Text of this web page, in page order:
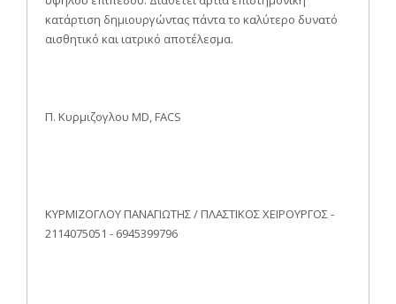
κατάρτιση δημιουργώντας πάντα το καλύτερο δυνατό
αισθητικό και ιατρικό αποτέλεσμα.
Π. Κυρμιζογλου MD, FACS
ΚΥΡΜΙΖΟΓΛΟΥ ΠΑΝΑΓΙΩΤΗΣ / ΠΛΑΣΤΙΚΟΣ ΧΕΙΡΟΥΡΓΟΣ -
2114075051 - 6945399796